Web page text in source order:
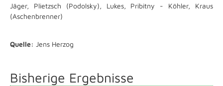
Jäger, Plietzsch (Podolsky), Lukes, Pribitny - Köhler, Kraus
(Aschenbrenner)
Quelle: Jens Herzog
Bisherige Ergebnisse